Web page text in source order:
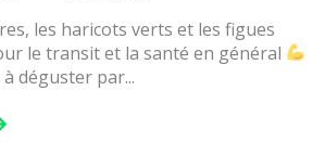
les haricots verts et les figues
le transit et la santé en général
déguster par...